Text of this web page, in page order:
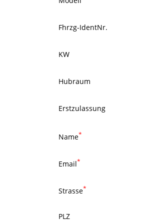
Fhrzg-IdentNr.
KW
Hubraum
Erstzulassung
Name*
Email*
Strasse*
PLZ